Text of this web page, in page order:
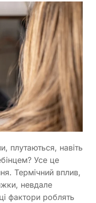
плутаються, навіть
Усе це
Термічний вплив,
невдале
фактори роблять